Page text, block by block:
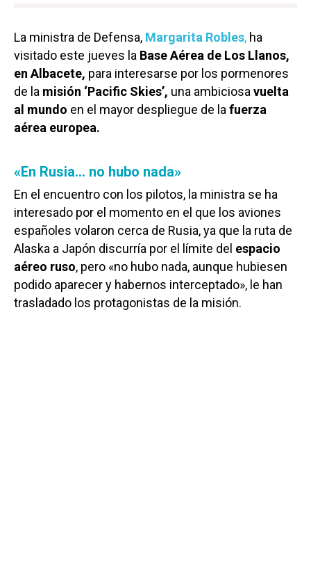
La ministra de Defensa, Margarita Robles, ha
visitado este jueves la Base Aérea de Los Llanos,
en Albacete, para interesarse por los pormenores
de la misión ‘Pacific Skies’, una ambiciosa vuelta
al mundo en el mayor despliegue de la fuerza
aérea europea.
«En Rusia… no hubo nada»
En el encuentro con los pilotos, la ministra se ha
interesado por el momento en el que los aviones
españoles volaron cerca de Rusia, ya que la ruta de
Alaska a Japón discurría por el límite del espacio
aéreo ruso, pero «no hubo nada, aunque hubiesen
podido aparecer y habernos interceptado», le han
trasladado los protagonistas de la misión.